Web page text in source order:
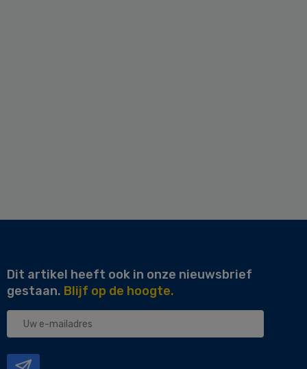
Dit artikel heeft ook in onze nieuwsbrief
gestaan. Blijf op de hoogte.
Uw